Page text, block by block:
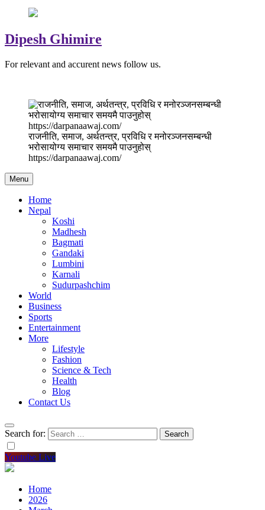
Dipesh Ghimire
For relevant and accurent news follow us.
राजनीति, समाज, अर्थतन्त्र, प्रविधि र मनोरञ्जनसम्बन्धी
भरोसायोग्य समाचार समयमै पाउनुहोस्
https://darpanaawaj.com/
Menu
Home
Nepal
Koshi
Madhesh
Bagmati
Gandaki
Lumbini
Karnali
Sudurpashchim
World
Business
Sports
Entertainment
More
Lifestyle
Fashion
Science & Tech
Health
Blog
Contact Us
Search for:
Youtube Live
Home
2026